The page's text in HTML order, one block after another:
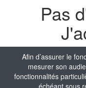
Afin d’assurer le
mesurer son
fonctionnalités
échéant sous
Pas
Nom